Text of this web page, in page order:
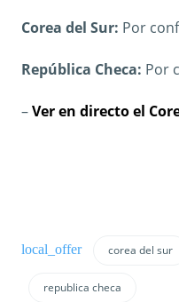
Corea del Sur: Por
República Checa: Por
–Ver en directo el
corea del sur
republica checa